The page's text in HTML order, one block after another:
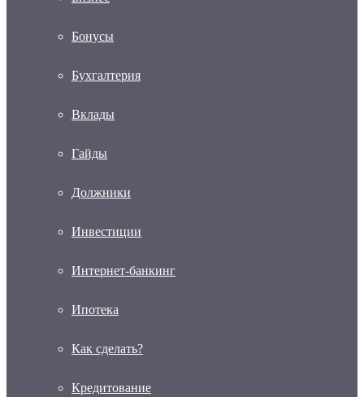
Бонусы
Бухгалтерия
Вклады
Гайды
Должники
Инвестиции
Интернет-банкинг
Ипотека
Как сделать?
Кредитование